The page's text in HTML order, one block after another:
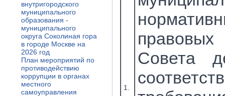
внутригородского
муниципального
образования -
муниципального
округа Соколиная гора
в городе Москве на
2026 год
План мероприятий по
противодействию
коррупции в органах
местного
самоуправления
1.
Совета